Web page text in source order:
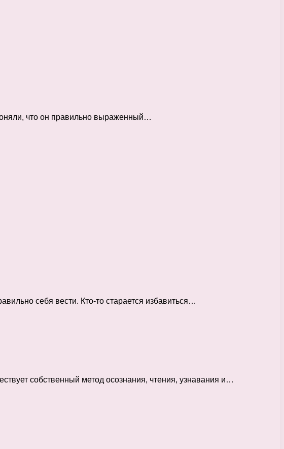
что он правильно выраженный…
себя вести. Кто-то старается избавиться…
собственный метод осознания, чтения, узнавания и…